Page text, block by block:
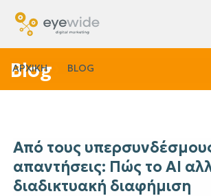
ΑΡΧΙΚΗ BLOG
Blog
Από τους
απαντήσεις: Πώς το AI
διαδικτυακή διαφήμιση